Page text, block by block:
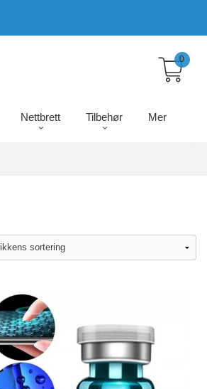
Nettbrett Tilbehør Mer
0